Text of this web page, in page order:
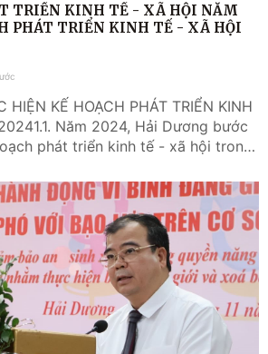
TRIỂN KINH TẾ - XÃ HỘI NĂM
năm 2023; Các vùng sản xuất nông nghiệp hàng hoá tập trung, sản xuất theo quy trình GAP ứng dụng công nghệ cao được duy trì và phát triển. Tổng diện tích gieo cấy lúa là 107.318ha. Sản xuất rau màu và cây ăn quả được mở rộng về diện tích, chủng loại và thị trường tiêu thụ. Chăn nuôi và nuôi trồng thủy sản ổn định. đến nay đã có 400 sản phẩm được đánh giá phân hạng OCOP. Chương trình mục tiêu quốc gia xây dựng nông thôn mới đến hết năm 2024 có 99 xã đạt chuẩn nông thôn mới nâng cao và 32 xã kiểu mẫu đạt tỷ lệ 18% (vượt mục tiêu 16,8%). + Lĩnh vực công nghiệp và xây dựng phục hồi tích cực, duy trì tốc độ tăng trưởng ở mức 2 con số. Giá trị sản xuất công nghiệp (giá so sánh năm 2010) ước đạt 387.871 tỷ đồng, đạt 103,4% kế hoạch và tăng 14,8% so với năm 2023. Chỉ số sản xuất công nghiệp ước tăng 14,2%. Một số ngành có mức tăng cao, như: sản xuất thiết bị điện tăng 37,34%; ngành dệt tăng 25,36%; sắt, thép tăng 18,2%; chế biến thực phẩm tăng 14,6%; điện sản xuất tăng 8,9%... Bên cạnh đó, còn một số ngành gặp khó khăn do ảnh hưởng của thị trường như: lắp ráp ô tô tăng 0,9%; xi măng giảm 2,2%. Giá trị sản xuất ngành xây dựng (giá so sánh năm 2010) ước đạt 24.371 tỷ đồng, đạt 99,4% kế hoạch năm và tăng 10,73% so với năm 2023. + Lĩnh vực dịch vụ phát triển đa dạng, tổng giá trị sản xuất (giá so sánh năm 2010) ước đạt 54.664 tỷ đồng, đạt 101,1% kế hoạch năm và tăng 8,0% so với năm 2023. Hoạt động thương mại duy trì sự ổn định, hàng hóa dịch vụ phong phú, đa dạng đáp ứng đầy đủ nhu cầu của người dân; Tổ chức hiệu quả nhiều hoạt động xúc tiến thương mại trong và ngoài nước. Hoạt động ngân hàng trên địa bàn ổn định, mặt bằng lãi suất giảm so với cuối năm 2023; Hoạt động xuất nhập khẩu, vận tải, kho bãi tiếp tục phát triển. Hoạt động du lịch ước đón và phục vụ trên 2,5 triệu lượt khách. - Tài chính: Tổng thu ngân sách nhà nước trên địa bàn ước đạt 28.813 tỷ đồng, tăng 46,7% so với dự toán, trong đó thu nội địa 24.588 tỷ đồng (tăng 45,3%), thu xuất nhập khẩu 4.092 tỷ đồng (tăng 50,4%). Tổng chi ngân sách nhà nước ước đạt 26.392 tỷ đồng, bằng 144,7% dự toán. - Hoạt động đầu tư và phát triển doanh nghiệp tiếp tục cải thiện môi trường đầu tư kinh doanh, nâng cao năng lực cạnh tranh. Tổng vốn đầu tư phát triển toàn xã hội ước đạt 64.360 tỷ đồng, tăng 12,1% so với năm 2023. Thực hiện phân bổ vốn đầu tư công năm 2024 theo đúng quy định của pháp luật về đầu tư công, với tổng vốn thanh toán khoảng 9.471,2 tỷ đồng. Ước cả năm 2024, tỷ lệ giải ngân vốn đầu tư công đạt trên 95% kế hoạch giao. Thu hút đầu tư trong nước ước tổng vốn đăng ký khoảng 11.489 tỷ đồng, tăng gấp 1,2 lần so với năm 2023; Thu hút vốn đầu tư nước ngoài đạt 718,1 triệu USD, bằng 54,8% so với năm trước; cấp giấy chứng nhận đăng ký kinh doanh thành lập mới 2.000 doanh nghiệp, tăng 6,2% so với thực hiện năm 2023. Khu vực kinh tế tập thể, hợp tác xã tiếp tục phát triển. - Công tác quy hoạch, đầu tư xây dựng, quản lý và phát triển đô thị: Hoàn thành đóng dấu hồ sơ quy hoạch tỉnh. Tổ chức xây dựng, điều chỉnh quy hoạch xây dựng vùng huyện; quy hoạch chung thành phố Chí Linh, thị xã Kinh Môn. Triển khai phương án kết nối hạ tầng giao thông theo nội dung hợp tác với các tỉnh giáp ranh. ?ẩy nhanh tiến độ các dự án đầu tư xây dựng hạ tầng giao thông quan trọng, kết nối vùng tỉnh, huyện. Tích cực huy động nguồn lực xã hội hóa đầu tư hoàn thành các dự án giao thông kết nối. Xây dựng phương án vận hành lưới điện tỉnh năm 2024. Tập trung đẩy nhanh tiến độ đầu tư, xây dựng hạ tầng các khu công nghiệp và cụm công nghiệp. Xây dựng, điều chỉnh Chương trình phát triển đô thị tỉnh Hải Dương đến năm 2035. - Lĩnh vực văn hóa - xã hội: + Giáo dục và đào tạo hoàn thành chương trình năm học 2023-2024; thi tốt nghiệp THPT nằm trong tốp 15 tỉnh đầu. Thành tích học sinh giỏi quốc gia duy trì vị trí tốp đầu toàn quốc. Công tác xây dựng trường đạt chuẩn quốc gia tiếp tục được quan tâm đầu tư. + Y tế, công tác chăm sóc, bảo vệ sức khỏe nhân dân có nhiều tiến bộ; cơ sở vật chất, trang thiết bị y tế từ tuyến tỉnh đến cơ sở được tập trung đầu tư. Chú trọng ban hành các chính sách hỗ trợ đào tạo, thu hút, đãi ngộ nguồn nhân lực y tế, chất lượng chăm sóc sức khỏe ban đầu tại các trạm y tế tuyến xã được nâng cao; lĩnh vực an toàn vệ sinh thực phẩm cho người dân được bảo đảm, các chỉ tiêu về sức khỏe không ngừng tăng lên, nhiều chỉ số cao hơn so với mặt bằng chung toàn quốc. + Lao động việc làm bảo đảm an sinh xã hội được tập trung quan tâm, chất lượng nguồn nhân lực từng bước đáp ứng yêu cầu của doanh nghiệp và thị trường lao động. Thực hiện tốt chính sách, chế độ ưu đãi đối với người có công với cách mạng; Thực hiện có hiệu quả các chương trình mục tiêu quốc gia giảm nghèo bền vững, chính sách bảo trợ xã hội, người nghèo, người có hoàn cảnh khó khăn, đối tượng yếu thế trong xã hội.+ Hoạt động văn hóa, thể thao và phong trào "Toàn dân đoàn kết xây dựng đời sống văn hóa" đạt kết quả tích cực. Tổ chức tốt các hoạt động tuyên truyền, sự kiện văn hóa thể thao tiêu biểu, văn nghệ kỷ niệm các ngày lễ lớn của đất nước và các nhiệm vụ chính trị của tỉnh với nhiều hình thức đa dạng. - Hoạt động khoa học, công nghệ và quản lý tài nguyên, bảo vệ môi trường: Ban hành các cơ chế chính sách thúc đẩy phát triển khoa học và công nghệ trên địa bàn tỉnh, các quy định theo thẩm quyền để tổ chức thực hiện Luật Đất đai năm 2024, cơ bản hệ thống công trình thuỷ lợi, đê điều trên địa bàn tỉnh được bảo vệ an toàn. - Tập trung phát triển hạ tầng bưu chính, viễn thông, chuyển dịch sang hạ tầng ICT là nền tảng cho chuyển đổi số; xây dựng và phát triển đồng bộ hạ tầng dữ liệu, hoàn thiện hệ thống cơ sở dữ liệu của các ngành, địa phương, liên thông đồng bộ qua nền tảng tích hợp và chia sẻ dùng chung của tỉnh (LGSP) kết nối liên thông với các hệ thống cơ sở dữ liệu quốc gia; phát triển các kênh tương tác, cung cấp thông tin và các dịch vụ, tiện ích hữu hiệu giữa chính quyền với người dân và doanh nghiệp; triển khai nhiều hình thức nhằm phát triển kỹ năng số, công dân số, văn hóa số. Đẩy mạnh chuyển đổi số trong các doanh nghiệp. Công tác chỉ đạo, hướng dẫn, hoạt động thông tin, tuyên truyền và chuyển đổi số của các cơ quan báo chí, truyền thông được quan tâm đẩy mạnh, có hiệu quả. - Công tác tư pháp, thanh tra và nội vụ đã xây dựng thể chế thực hiện đồng bộ, toàn diện, kịp thời điều chỉnh các vấn đề mới nảy sinh trong thực tiễn, đáp ứng yêu cầu công tác quản lý nhà nước. Công tác tiếp công dân, giải quyết khiếu nại tố cáo được thực hiện đúng ph